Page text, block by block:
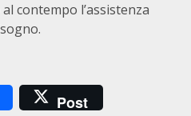
contempo l’assistenza
Post